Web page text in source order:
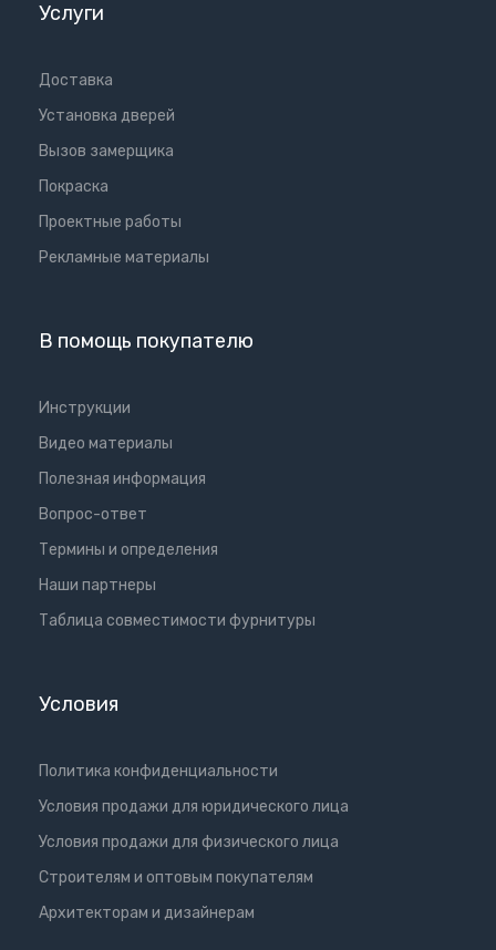
Услуги
Доставка
Установка дверей
Вызов замерщика
Покраска
Проектные работы
Рекламные материалы
В помощь покупателю
Инструкции
Видео материалы
Полезная информация
Вопрос-ответ
Термины и определения
Наши партнеры
Таблица совместимости фурнитуры
Условия
Политика конфиденциальности
Условия продажи для юридического лица
Условия продажи для физического лица
Cтроителям и оптовым покупателям
Aрхитекторам и дизайнерам